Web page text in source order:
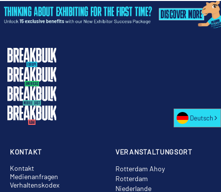
VERANSTALTUNGSORT
Rotterdam Ahoy
Rotterdam
Niederlande
KONTAKT
Kontakt
Medienanfragen
Verhaltenskodex
Deutsch